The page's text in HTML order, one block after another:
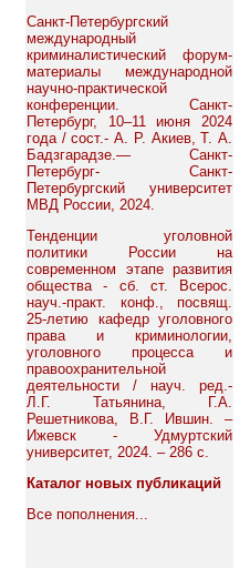
Санкт-Петербургский
международный
криминалистический форум-
материалы международной
научно-практической
конференции. Санкт-
Петербург, 10–11 июня 2024
года / сост.- А. Р. Акиев, Т. А.
Бадзгарадзе.— Санкт-
Петербург- Санкт-
Петербургский университет
МВД России, 2024.
Тенденции уголовной
политики России на
современном этапе развития
общества - сб. ст. Всерос.
науч.-практ. конф., посвящ.
25-летию кафедр уголовного
права и криминологии,
уголовного процесса и
правоохранительной
деятельности / науч. ред.-
Л.Г. Татьянина, Г.А.
Решетникова, В.Г. Ившин. –
Ижевск - Удмуртский
университет, 2024. – 286 с.
Каталог новых публикаций
Все пополнения...